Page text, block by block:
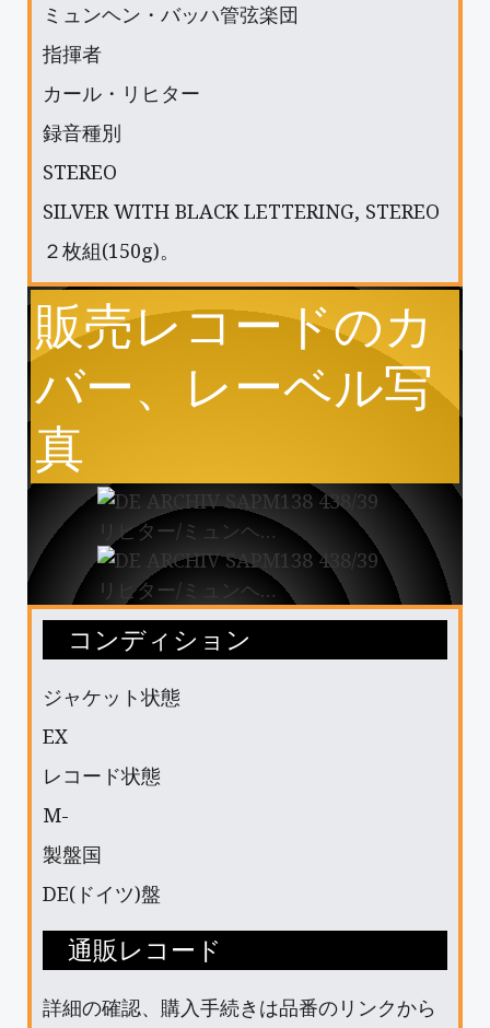
ミュンヘン・バッハ管弦楽団
指揮者
カール・リヒター
録音種別
STEREO
SILVER WITH BLACK LETTERING, STEREO
２枚組(150g)。
販売レコードのカ
バー、レーベル写
真
コンディション
ジャケット状態
EX
レコード状態
M-
製盤国
DE(ドイツ)盤
通販レコード
詳細の確認、購入手続きは品番のリンクから